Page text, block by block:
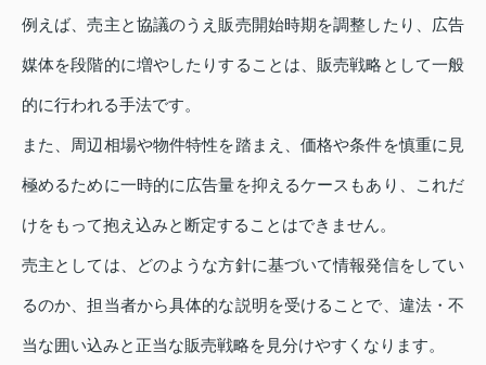
例えば、売主と協議のうえ販売開始時期を調整したり、広告
媒体を段階的に増やしたりすることは、販売戦略として一般
的に行われる手法です。
また、周辺相場や物件特性を踏まえ、価格や条件を慎重に見
極めるために一時的に広告量を抑えるケースもあり、これだ
けをもって抱え込みと断定することはできません。
売主としては、どのような方針に基づいて情報発信をしてい
るのか、担当者から具体的な説明を受けることで、違法・不
当な囲い込みと正当な販売戦略を見分けやすくなります。